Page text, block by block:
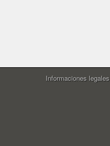
Informaciones legales